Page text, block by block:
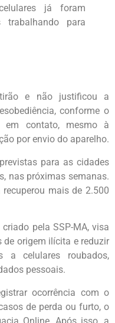
já foram
trabalhando para
e não justificou a
conforme o
em contato, mesmo à
por envio do aparelho.
para as cidades
nas próximas semanas.
mais de 2.500
pela SSP-MA, visa
de origem ilícita e reduzir
a celulares roubados,
pessoais.
ocorrência com o
de perda ou furto, o
Online. Após isso, a